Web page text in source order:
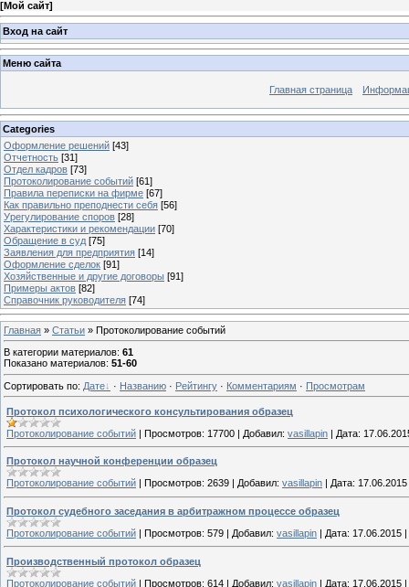
[Мой сайт]
Вход на сайт
Меню сайта
Главная страница
Categories
Оформление решений [43]
Отчетность [31]
Отдел кадров [73]
Протоколирование событий [61]
Правила переписки на фирме [67]
Как правильно преподнести себя [56]
Урегулирование споров [28]
Характеристики и рекомендации [70]
Обращение в суд [75]
Заявления для предприятия [14]
Оформление сделок [91]
Хозяйственные и другие договоры [91]
Примеры актов [82]
Справочник руководителя [74]
Главная » Статьи » Протоколирование событий
В категории материалов: 61
Показано материалов: 51-60
Сортировать по: Дате · Названию · Рейтингу · Комментариям · Просмотрам
Протокол психологического консультирования образец
Протоколирование событий | Просмотров: 17700 | Добавил: vasillapin | Дата:
Протокол научной конференции образец
Протоколирование событий
Просмотров: 2639 Добавил: vasillapin Дата: 17.06.2015
Протокол судебного заседания в арбитражном процессе образец
Протоколирование событий | Просмотров: 579 | Добавил: vasillapin | Дата: 17.06.2015 |
Производственный протокол образец
Протоколирование событий | Просмотров: 614 | Добавил: vasillapin | Дата: 17.06.2015 |